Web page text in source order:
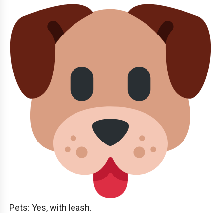
Pets: Yes, with leash.